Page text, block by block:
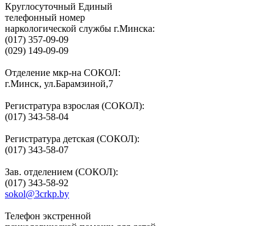
Круглосуточный Единый
телефонный номер
наркологической службы г.Минска:
(017) 357-09-09
(029) 149-09-09
Отделение мкр-на СОКОЛ:
г.Минск, ул.Барамзиной,7
Регистратура взрослая (СОКОЛ):
(017) 343-58-04
Регистратура детская (СОКОЛ):
(017) 343-58-07
Зав. отделением (СОКОЛ):
(017) 343-58-92
sokol@3crkp.by
Телефон экстренной